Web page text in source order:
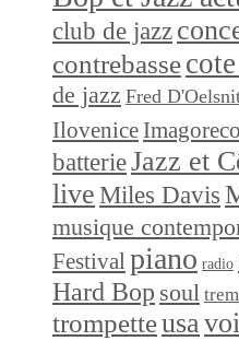
club de jazz
contrebasse
de jazz Fred
Ilovenice
batterieJazz et
live Miles Davis
musique
Festivalpiano radio
Hard Bop soul
trompetteusa